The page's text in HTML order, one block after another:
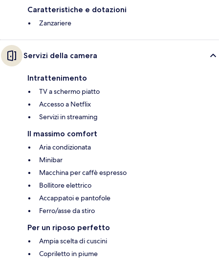
Caratteristiche e dotazioni
Zanzariere
Servizi della camera
Intrattenimento
TV a schermo piatto
Accesso a Netflix
Servizi in streaming
Il massimo comfort
Aria condizionata
Minibar
Macchina per caffè espresso
Bollitore elettrico
Accappatoi e pantofole
Ferro/asse da stiro
Per un riposo perfetto
Ampia scelta di cuscini
Copriletto in piume